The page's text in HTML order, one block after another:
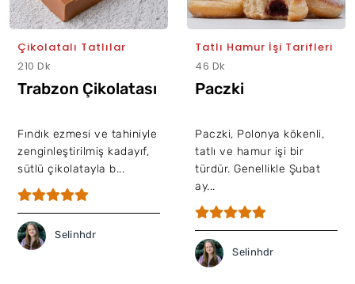
Çikolatalı Tatlılar
210 Dk
Trabzon Çikolatası
Fındık ezmesi ve tahiniyle
zenginleştirilmiş kadayıf,
sütlü çikolatayla b...
Selinhdr
Tatlı Hamur İşi Tarifleri
46 Dk
Paczki
Paczki, Polonya kökenli,
tatlı ve hamur işi bir
türdür. Genellikle Şubat
ay...
Selinhdr